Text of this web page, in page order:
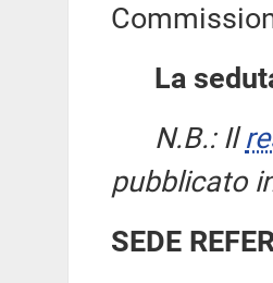
La
N.B.: Il
pubblicato
SEDE